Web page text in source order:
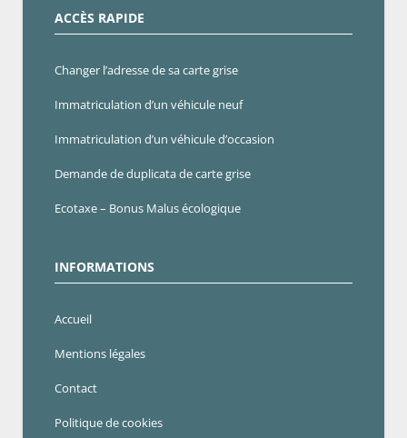
ACCÈS RAPIDE
Changer l’adresse de sa carte grise
Immatriculation d’un véhicule neuf
Immatriculation d’un véhicule d’occasion
Demande de duplicata de carte grise
Ecotaxe – Bonus Malus écologique
INFORMATIONS
Accueil
Mentions légales
Contact
Politique de cookies